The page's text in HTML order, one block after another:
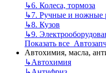
↳6. Колеса, тормоза
↳7. Ручные и ножные
↳8. Кузов
↳9.
Показать все
Автохимия, масла,
↳Автохимия